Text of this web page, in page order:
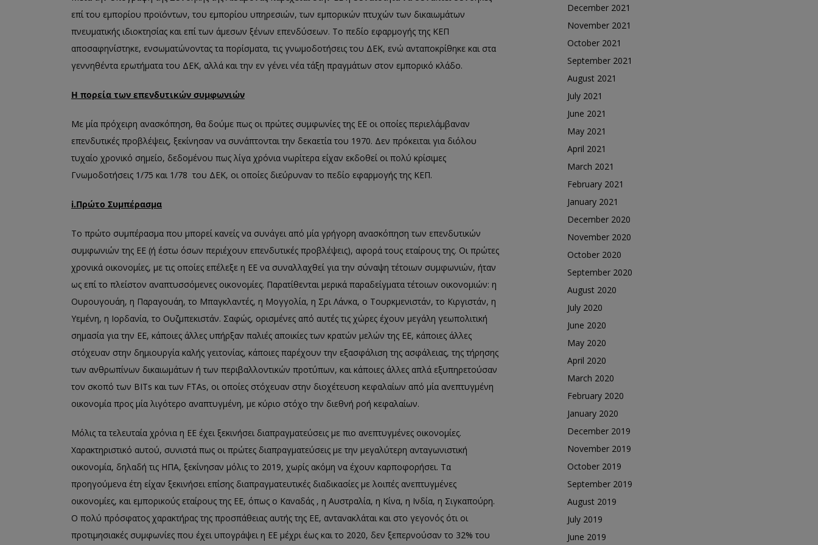
επί του εμπορίου προϊόντων, του εμπορίου υπηρεσιών, των εμπορικών πτυχών των δικαιωμάτων
πνευματικής ιδιοκτησίας και επί των άμεσων ξένων επενδύσεων. Το πεδίο εφαρμογής της ΚΕΠ
αποσαφηνίστηκε, ενσωματώνοντας τα πορίσματα, τις γνωμοδοτήσεις του ΔΕΚ, ενώ ανταποκρίθηκε και στα
γεννηθέντα ερωτήματα του ΔΕΚ, αλλά και την εν γένει νέα τάξη πραγμάτων στον εμπορικό κλάδο.
Η πορεία των επενδυτικών συμφωνιών
Με μία πρόχειρη ανασκόπηση, θα δούμε πως οι πρώτες συμφωνίες της ΕΕ οι οποίες περιελάμβαναν
επενδυτικές προβλέψεις, ξεκίνησαν να συνάπτονται την δεκαετία του 1970. Δεν πρόκειται για διόλου
τυχαίο χρονικό σημείο, δεδομένου πως λίγα χρόνια νωρίτερα είχαν εκδοθεί οι πολύ κρίσιμες
Γνωμοδοτήσεις 1/75 και 1/78 του ΔΕΚ, οι οποίες διεύρυναν το πεδίο εφαρμογής της ΚΕΠ.
i.Πρώτο Συμπέρασμα
Tο πρώτο συμπέρασμα που μπορεί κανείς να συνάγει από μία γρήγορη ανασκόπηση των επενδυτικών
συμφωνιών της ΕΕ (ή έστω όσων περιέχουν επενδυτικές προβλέψεις), αφορά τους εταίρους της. Οι πρώτες
χρονικά οικονομίες, με τις οποίες επέλεξε η ΕΕ να συναλλαχθεί για την σύναψη τέτοιων συμφωνιών, ήταν
ως επί το πλείστον αναπτυσσόμενες οικονομίες. Παρατίθενται μερικά παραδείγματα τέτοιων οικονομιών: η
Ουρουγουάη, η Παραγουάη, το Μπαγκλαντές, η Μογγολία, η Σρι Λάνκα, ο Τουρκμενιστάν, το Κιργιστάν, η
Υεμένη, η Ιορδανία, το Ουζμπεκιστάν. Σαφώς, ορισμένες από αυτές τις χώρες έχουν μεγάλη γεωπολιτική
σημασία για την ΕΕ, κάποιες άλλες υπήρξαν παλιές αποικίες των κρατών μελών της ΕΕ, κάποιες άλλες
στόχευαν στην δημιουργία καλής γειτονίας, κάποιες παρέχουν την εξασφάλιση της ασφάλειας, της τήρησης
των ανθρωπίνων δικαιωμάτων ή των περιβαλλοντικών προτύπων, και κάποιες άλλες απλά εξυπηρετούσαν
τον σκοπό των BITs και των FTAs, οι οποίες στόχευαν στην διοχέτευση κεφαλαίων από μία ανεπτυγμένη
οικονομία προς μία λιγότερο αναπτυγμένη, με κύριο στόχο την διεθνή ροή κεφαλαίων.
Μόλις τα τελευταία χρόνια η ΕΕ έχει ξεκινήσει διαπραγματεύσεις με πιο ανεπτυγμένες οικονομίες.
Χαρακτηριστικό αυτού, συνιστά πως οι πρώτες διαπραγματεύσεις με την μεγαλύτερη ανταγωνιστική
οικονομία, δηλαδή τις ΗΠΑ, ξεκίνησαν μόλις το 2019, χωρίς ακόμη να έχουν καρποφορήσει. Τα
προηγούμενα έτη είχαν ξεκινήσει επίσης διαπραγματευτικές διαδικασίες με λοιπές ανεπτυγμένες
οικονομίες, και εμπορικούς εταίρους της ΕΕ, όπως ο Καναδάς , η Αυστραλία, η Κίνα, η Ινδία, η Σιγκαπούρη.
Ο πολύ πρόσφατος χαρακτήρας της προσπάθειας αυτής της ΕΕ, αντανακλάται και στο γεγονός ότι οι
προτιμησιακές συμφωνίες που έχει υπογράψει η ΕΕ μέχρι έως και το 2020, δεν ξεπερνούσαν το 32% του
December 2021
November 2021
October 2021
September 2021
August 2021
July 2021
June 2021
May 2021
April 2021
March 2021
February 2021
January 2021
December 2020
November 2020
October 2020
September 2020
August 2020
July 2020
June 2020
May 2020
April 2020
March 2020
February 2020
January 2020
December 2019
November 2019
October 2019
September 2019
August 2019
July 2019
June 2019